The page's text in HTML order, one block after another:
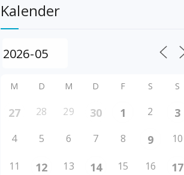
Kalender
M D M D F S S
27 28 29 30 1 2 3
4 5 6 7 8 9 10
11 12 13 14 15 16 17